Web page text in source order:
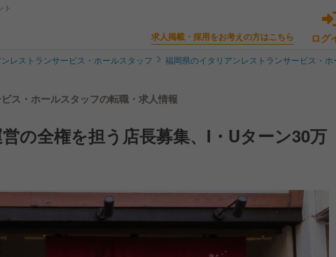
ト
求人掲載・採用をお考えの方はこちら ログ
レストランサービス・ホールスタッフ 福岡県のイタリアンレストランサービス・ホ
ス・ホールスタッフの転職・求人情報
の全権を担う店長募集、I・Uターン30万